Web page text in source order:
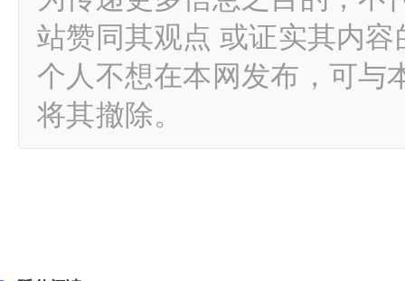
站赞同其观点 或证实其内
个人不想在本网发布，可与
将其撤除。